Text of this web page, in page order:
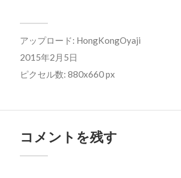
アップロード: HongKongOyaji
2015年2月5日
ピクセル数: 880x660 px
コメントを残す